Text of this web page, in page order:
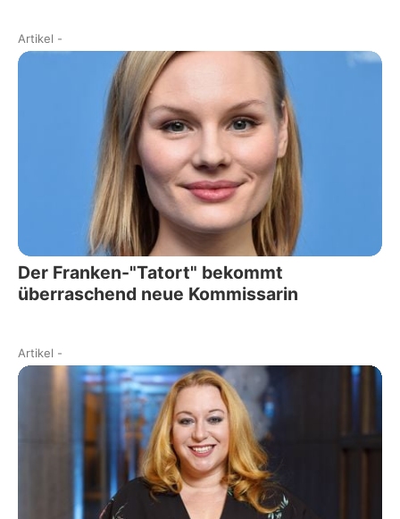
Artikel -
Der Franken-"Tatort" bekommt
überraschend neue Kommissarin
Artikel -